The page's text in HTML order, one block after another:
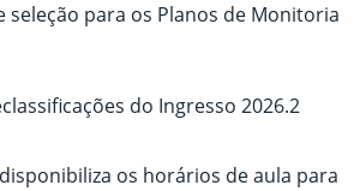
seleção para os Planos de Monitoria
do Ingresso 2026.2
os horários de aula para